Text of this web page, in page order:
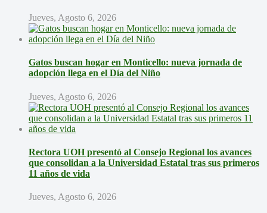
Jueves, Agosto 6, 2026
Gatos buscan hogar en Monticello: nueva jornada de
adopción llega en el Día del Niño
Jueves, Agosto 6, 2026
Rectora UOH presentó al Consejo Regional los avances
que consolidan a la Universidad Estatal tras sus primeros
11 años de vida
Jueves, Agosto 6, 2026